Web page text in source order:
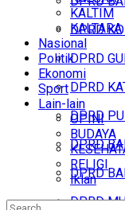
DPRD
DPRD
DPRD
DPRD
DPRD
DPRD
DPRD
KALTIM
KALTARA
Nasional
Politik
Ekonomi
Sport
Lain-lain
OPINI
BUDAYA
RELIGI
Iklan